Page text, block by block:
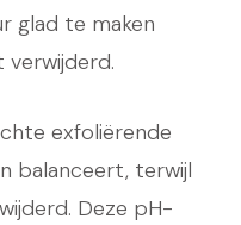
is:
€ 39,95.
glad te maken
exfoliërende
balanceert, terwijl
Deze pH-